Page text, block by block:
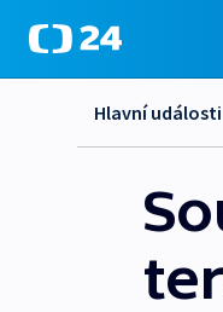
Hlavní události